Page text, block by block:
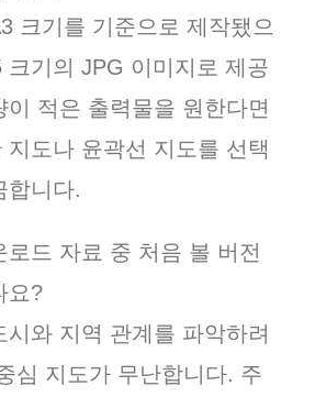
크기를 기준으로 제작됐으
크기의 JPG 이미지로 제공
이 적은 출력물을 원한다면
지도나 윤곽선 지도를 선택
합니다.
로드 자료 중 처음 볼 버전
요?
시와 지역 관계를 파악하려
심 지도가 무난합니다. 주